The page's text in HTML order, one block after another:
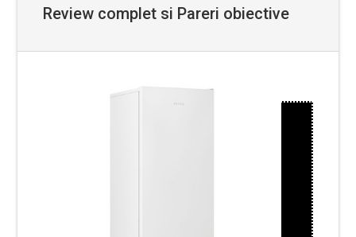
Review complet si Pareri obiective